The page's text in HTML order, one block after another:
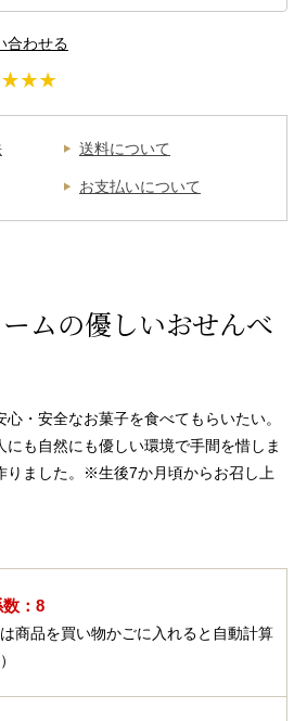
合わせる
送料について
お支払いについて
ムの優しいおせんべ
・安全なお菓子を食べてもらいたい。
にも自然にも優しい環境で手間を惜しま
りました。※生後7か月頃からお召し上
：8
は商品を買い物かごに入れると自動計算